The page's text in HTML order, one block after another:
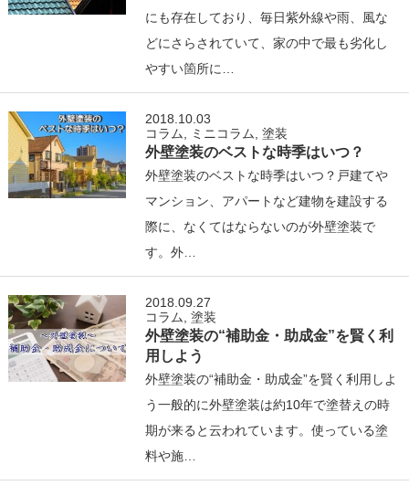
にも存在しており、毎日紫外線や雨、風な
どにさらされていて、家の中で最も劣化し
やすい箇所に…
2018.10.03
コラム
ミニコラム ,塗装
外壁塗装のベストな時季はいつ？
外壁塗装のベストな時季はいつ？戸建てや
マンション、アパートなど建物を建設する
際に、なくてはならないのが外壁塗装で
す。外…
2018.09.27
コラム
,塗装
外壁塗装の“補助金・助成金”を賢く利
用しよう
外壁塗装の“補助金・助成金”を賢く利用しよ
う一般的に外壁塗装は約10年で塗替えの時
期が来ると云われています。使っている塗
料や施…